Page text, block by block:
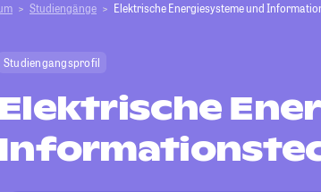
Studiengänge Elektrische Energiesysteme und
Studiengangsprofil
Elektrische